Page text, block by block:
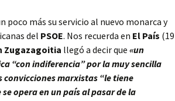
poco más su servicio al nuevo monarca y
del PSOE. Nos recuerda en El País (19
Zugazagoitia llegó a decir que «un
“con indiferencia” por la muy sencilla
convicciones marxistas “le tiene
opera en un país al pasar de la